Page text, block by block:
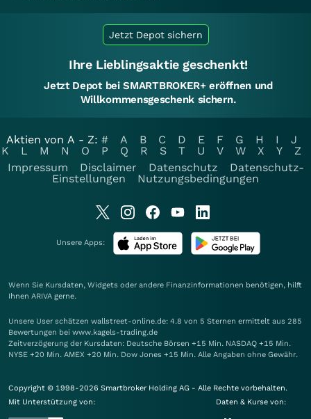
Jetzt Depot sichern
Ihre Lieblingsaktie geschenkt!
Jetzt Depot bei SMARTBROKER+ eröffnen und
Willkommensgeschenk sichern.
Aktien von A - Z: # A B C D E F G H I
J
K
L M N O P Q R S T U V W X Y
Z
Impressum
Disclaimer Datenschutz
Datenschutz-
Einstellungen
Nutzungsbedingungen
Unsere Apps:
Wenn Sie Kursdaten, Widgets oder andere Finanzinformationen benötigen, hilft
Ihnen ARIVA gerne.
Unsere User schätzen wallstreet-online.de: 4.8 von 5 Sternen ermittelt aus 285
Bewertungen bei www.kagels-trading.de
Zeitverzögerung der Kursdaten: Deutsche Börsen +15 Min. NASDAQ +15 Min.
NYSE +20 Min. AMEX +20 Min. Dow Jones +15 Min. Alle Angaben ohne Gewähr.
Copyright © 1998-2026 Smartbroker Holding AG - Alle Rechte vorbehalten.
Mit Unterstützung von:
Daten & Kurse von: